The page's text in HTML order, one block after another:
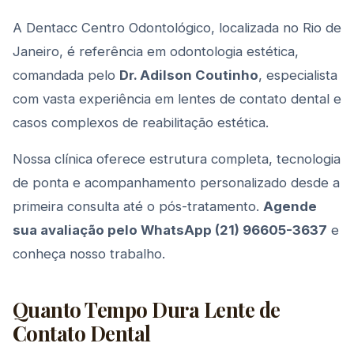
A Dentacc Centro Odontológico, localizada no Rio de
Janeiro, é referência em odontologia estética,
comandada pelo Dr. Adilson Coutinho, especialista
com vasta experiência em lentes de contato dental e
casos complexos de reabilitação estética.
Nossa clínica oferece estrutura completa, tecnologia
de ponta e acompanhamento personalizado desde a
primeira consulta até o pós-tratamento. Agende
sua avaliação pelo WhatsApp (21) 96605-3637 e
conheça nosso trabalho.
Quanto Tempo Dura Lente de
Contato Dental